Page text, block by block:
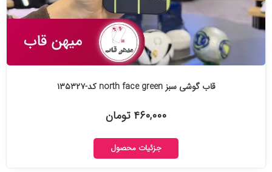
قاب گوشی سبز north face green کد-۱۳۵۳۲۷
۴۶۰,۰۰۰ تومان
جزئیات محصول